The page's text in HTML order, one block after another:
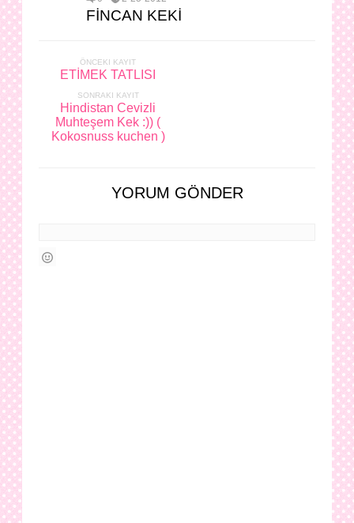
FİNCAN KEKİ
ÖNCEKI KAYIT
ETİMEK TATLISI
SONRAKI KAYIT
Hindistan Cevizli
Muhteşem Kek :)) (
Kokosnuss kuchen )
YORUM GÖNDER